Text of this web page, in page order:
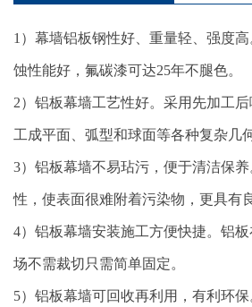
1）幕墙铝板钢性好、重量轻、强度
蚀性能好，氟碳漆可达25年不腿色。
2）铝板幕墙工艺性好。采用先加工
工成平面、弧型和球面等各种复杂几
3）铝板幕墙不易玷污，便于清洁保
性，使表面很难附着污染物，更具有
4）铝板幕墙安装施工方便快捷。铝
场不需裁切只需简单固定。
5）铝板幕墙可回收再利用，有利环保